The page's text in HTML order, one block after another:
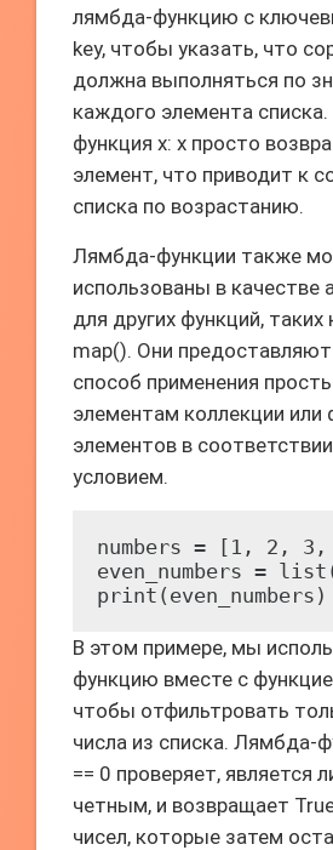
лямбда-функцию с
key, чтобы указать, что
должна выполняться по
каждого элемента
функция x: x просто
элемент, что приводит к
списка по возрастанию.
Лямбда-функции также
использованы в качестве
для других функций,
map(). Они
способ применения
элементам коллекции или
элементов в
условием.
numbers = [1, 2,
even_numbers =
В этом примере, мы
функцию вместе с
чтобы отфильтровать
числа из списка. Лямбда-
== 0 проверяет, является
четным, и возвращает
чисел, которые затем